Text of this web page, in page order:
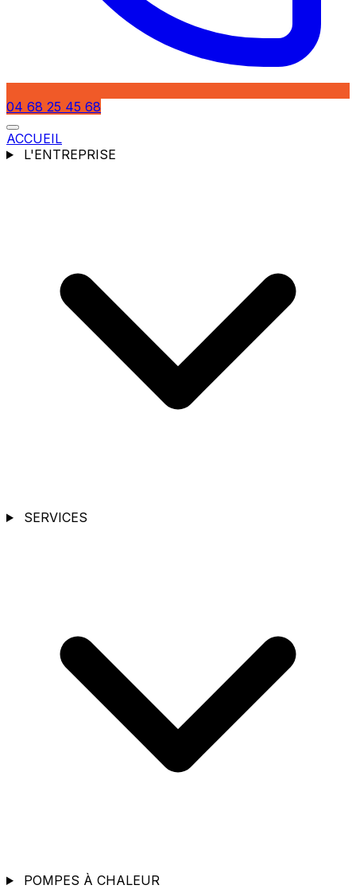
04 68 25 45 68
ACCUEIL
L'ENTREPRISE
SERVICES
POMPES À CHALEUR